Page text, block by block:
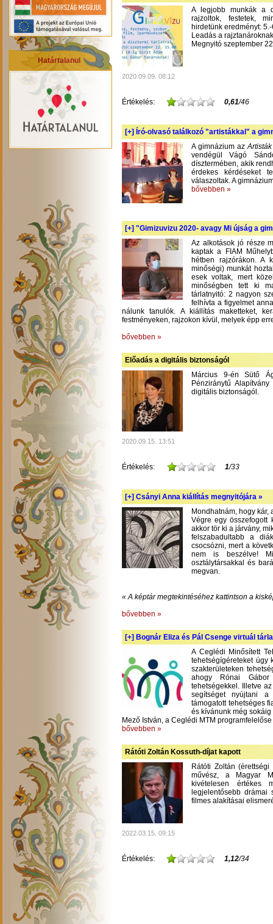
Határtalanul
A legjobb munkák a
rajzoltok, festetek,
hirdetünk eredményt:
Leadás a
Megnyitó szeptember
2020.09.09. 08:12
Értékelés: 0,61/46
[+] Író-olvasó találkozó "artistákkal" a
A gimnázium az
vendégül Vágó
dísztermében, akik
érdekes kérdéseket
válaszoltak. A
bővebben »
[+] "Gimizuvizu 2020- avagy Mi újság a
Az alkotások jó része
kaptak a FIAM
hétben rajzórákon. A
minőségi) munkát
esek voltak, mert
minőségben tett ki
tárlatnyitó: 2 nagyon
felhívta a figyelmet
nálunk tanulók. A kiállítás maketteket,
festményeken, rajzokon kívül, melyek épp
bővebben »
Előadás a digitális biztonságól
Március 9-én Sütő
Pénziránytű
digitális biztonságól.
2020.09.15. 13:51
Értékelés: 1/33
[+] Csányi Anna kiállítás megnyitójára »
Mondhatnám, hogy kár,
Végre egy összefogott
akkor tör ki a járvány,
felszabadultabb a
csocsózni, mert a
nem is beszélve!
osztálytársakkal és
megvan.
« A képtár megtekintéséhez kattintson a
bővebben »
[+] Bognár Eliza és Pál Csenge virtuál
A Ceglédi Minősített
tehetségígéreteket úgy
szakterületeken
ahogy Rónai Gábor
tehetségekkel. Illetve
segítséget nyújtani a
támogatott tehetséges
és kívánunk még
Mező István, a Ceglédi MTM programfelelőse
bővebben »
Rátóti Zoltán Kossuth-díjat kapott
Rátóti Zoltán
művész, a Magyar
kivételesen értékes
legjelentősebb drámai
filmes alakításai
2022.03.15. 09:15
Értékelés: 1,12/34